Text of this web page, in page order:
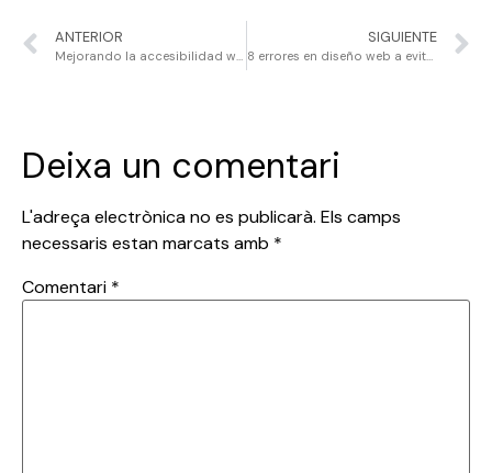
ANTERIOR
Mejorando la accesibilidad web: Una experiencia inclusiva para todos
SIGUIENTE
8 errores en diseño web a evitar en tu web corporativa
Deixa un comentari
L'adreça electrònica no es publicarà. Els camps
necessaris estan marcats amb *
Comentari *